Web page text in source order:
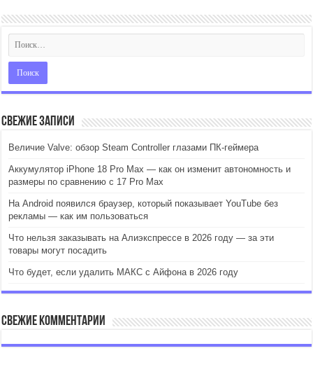
Свежие записи
Величие Valve: обзор Steam Controller глазами ПК-геймера
Аккумулятор iPhone 18 Pro Max — как он изменит автономность и
размеры по сравнению с 17 Pro Max
На Android появился браузер, который показывает YouTube без
рекламы — как им пользоваться
Что нельзя заказывать на Алиэкспрессе в 2026 году — за эти
товары могут посадить
Что будет, если удалить МАКС с Айфона в 2026 году
Свежие комментарии